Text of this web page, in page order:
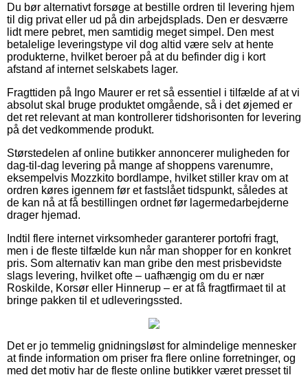
Du bør alternativt forsøge at bestille ordren til levering hjem
til dig privat eller ud på din arbejdsplads. Den er desværre
lidt mere pebret, men samtidig meget simpel. Den mest
betalelige leveringstype vil dog altid være selv at hente
produkterne, hvilket beroer på at du befinder dig i kort
afstand af internet selskabets lager.
Fragttiden på Ingo Maurer er ret så essentiel i tilfælde af at vi
absolut skal bruge produktet omgående, så i det øjemed er
det ret relevant at man kontrollerer tidshorisonten for levering
på det vedkommende produkt.
Størstedelen af online butikker annoncerer muligheden for
dag-til-dag levering på mange af shoppens varenumre,
eksempelvis Mozzkito bordlampe, hvilket stiller krav om at
ordren køres igennem før et fastslået tidspunkt, således at
de kan nå at få bestillingen ordnet før lagermedarbejderne
drager hjemad.
Indtil flere internet virksomheder garanterer portofri fragt,
men i de fleste tilfælde kun når man shopper for en konkret
pris. Som alternativ kan man gribe den mest prisbevidste
slags levering, hvilket ofte – uafhængig om du er nær
Roskilde, Korsør eller Hinnerup – er at få fragtfirmaet til at
bringe pakken til et udleveringssted.
Det er jo temmelig gnidningsløst for almindelige mennesker
at finde information om priser fra flere online forretninger, og
med det motiv har de fleste online butikker været presset til